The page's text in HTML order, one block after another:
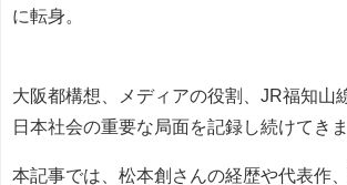
に転身。
大阪都構想、メディアの役割、JR福知山
日本社会の重要な局面を記録し続けてきま
本記事では、松本創さんの経歴や代表作